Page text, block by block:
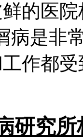
的医院
病是非
作都
研究